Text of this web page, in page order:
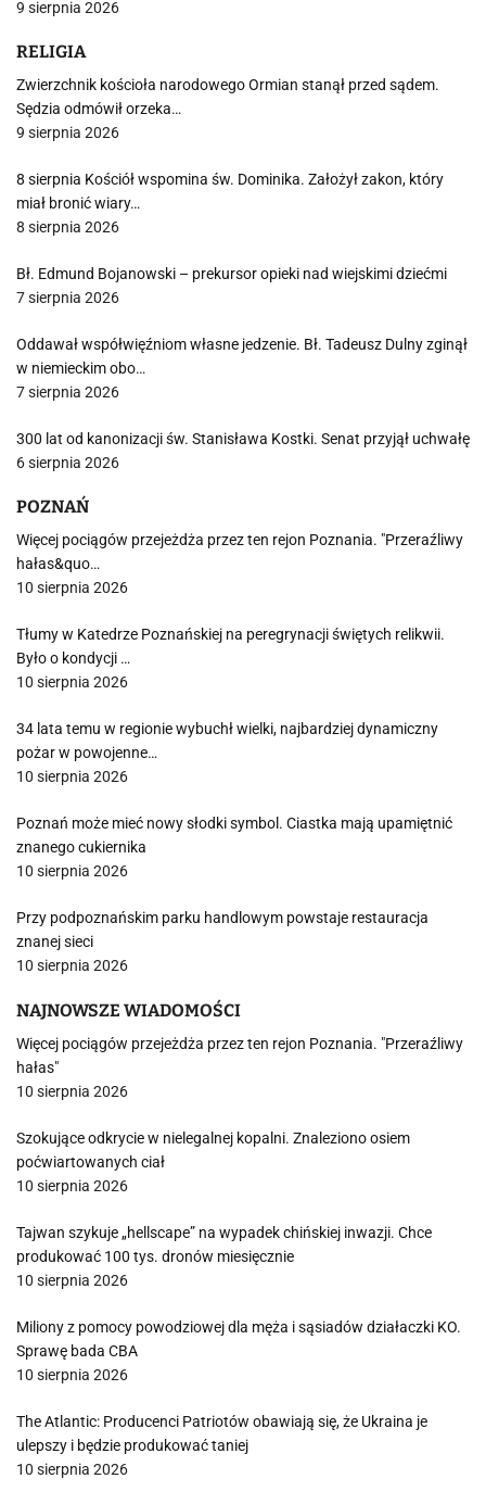
9 sierpnia 2026
RELIGIA
Zwierzchnik kościoła narodowego Ormian stanął przed sądem.
Sędzia odmówił orzeka…
9 sierpnia 2026
8 sierpnia Kościół wspomina św. Dominika. Założył zakon, który
miał bronić wiary…
8 sierpnia 2026
Bł. Edmund Bojanowski – prekursor opieki nad wiejskimi dziećmi
7 sierpnia 2026
Oddawał współwięźniom własne jedzenie. Bł. Tadeusz Dulny zginął
w niemieckim obo…
7 sierpnia 2026
300 lat od kanonizacji św. Stanisława Kostki. Senat przyjął uchwałę
6 sierpnia 2026
POZNAŃ
Więcej pociągów przejeżdża przez ten rejon Poznania. "Przeraźliwy
hałas&quo…
10 sierpnia 2026
Tłumy w Katedrze Poznańskiej na peregrynacji świętych relikwii.
Było o kondycji …
10 sierpnia 2026
34 lata temu w regionie wybuchł wielki, najbardziej dynamiczny
pożar w powojenne…
10 sierpnia 2026
Poznań może mieć nowy słodki symbol. Ciastka mają upamiętnić
znanego cukiernika
10 sierpnia 2026
Przy podpoznańskim parku handlowym powstaje restauracja
znanej sieci
10 sierpnia 2026
NAJNOWSZE WIADOMOŚCI
Więcej pociągów przejeżdża przez ten rejon Poznania. "Przeraźliwy
hałas"
10 sierpnia 2026
Szokujące odkrycie w nielegalnej kopalni. Znaleziono osiem
poćwiartowanych ciał
10 sierpnia 2026
Tajwan szykuje „hellscape” na wypadek chińskiej inwazji. Chce
produkować 100 tys. dronów miesięcznie
10 sierpnia 2026
Miliony z pomocy powodziowej dla męża i sąsiadów działaczki KO.
Sprawę bada CBA
10 sierpnia 2026
The Atlantic: Producenci Patriotów obawiają się, że Ukraina je
ulepszy i będzie produkować taniej
10 sierpnia 2026